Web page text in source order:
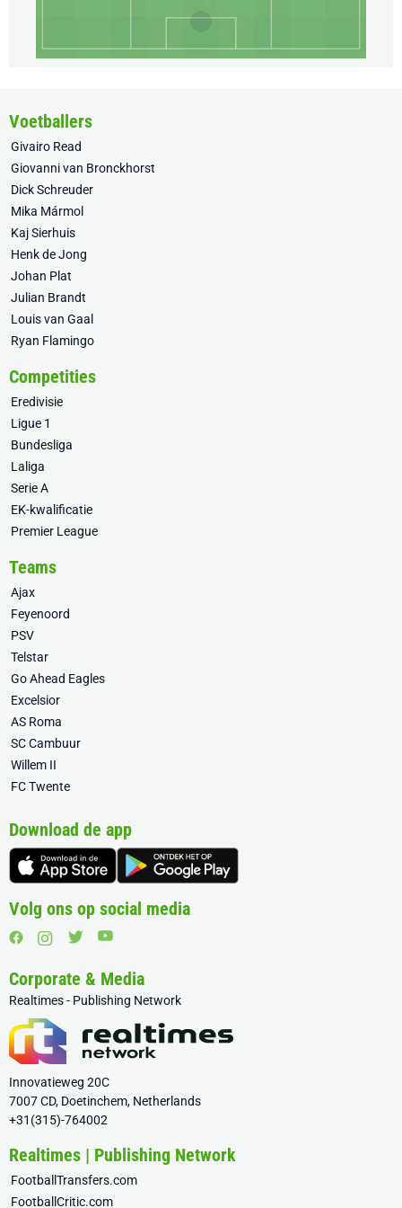
Voetballers
Givairo Read
Giovanni van Bronckhorst
Dick Schreuder
Mika Mármol
Kaj Sierhuis
Henk de Jong
Johan Plat
Julian Brandt
Louis van Gaal
Ryan Flamingo
Competities
Eredivisie
Ligue 1
Bundesliga
Laliga
Serie A
EK-kwalificatie
Premier League
Teams
Ajax
Feyenoord
PSV
Telstar
Go Ahead Eagles
Excelsior
AS Roma
SC Cambuur
Willem II
FC Twente
Download de app
Volg ons op social media
Corporate & Media
Realtimes - Publishing Network
Innovatieweg 20C
7007 CD, Doetinchem, Netherlands
+31(315)-764002
Realtimes | Publishing Network
FootballTransfers.com
FootballCritic.com